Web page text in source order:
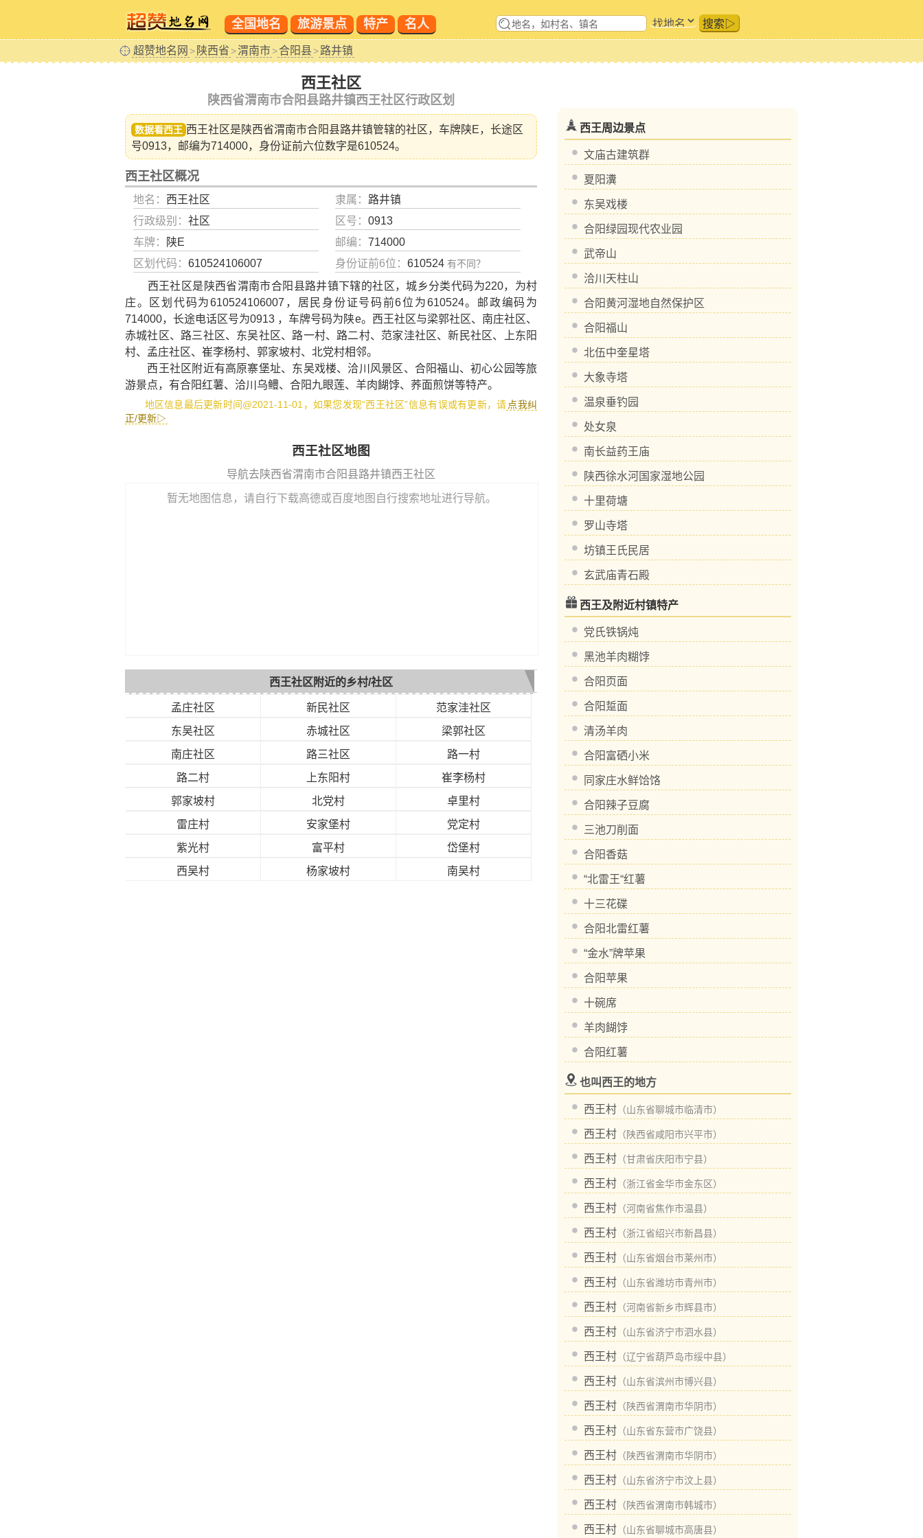
全国地名 旅游景点 特产 名人 搜索▷
超赞地名网 > 陕西省>渭南市>合阳县>路井镇
西王社区
陕西省渭南市合阳县路井镇西王社区行政区划
数据看西王 西王社区是陕西省渭南市合阳县路井镇管辖的社区，车牌陕E，长途区
号0913，邮编为714000，身份证前六位数字是610524。
西王社区概况
地名： 西王社区 隶属： 路井镇
行政级别： 社区 区号： 0913
车牌：
陕E 邮编： 714000
区划代码： 610524106007 身份证前6位： 610524 有不同？
西王社区是陕西省渭南市合阳县路井镇下辖的社区，城乡分类代码为220，为村
庄。区划代码为610524106007，居民身份证号码前6位为610524。邮政编码为
714000，长途电话区号为0913 ，车牌号码为陕e。西王社区与梁郭社区、南庄社区、
赤城社区、路三社区、东吴社区、路一村、路二村、范家洼社区、新民社区、上东阳
村、孟庄社区、崔李杨村、郭家坡村、北党村相邻。
西王社区附近有高原寨堡址、 东吴戏楼、 洽川风景区、 合阳福山、 初心公园等旅
游景点，有合阳红薯、 洽川乌鳢、 合阳九眼莲、 羊肉餬饽、 荞面煎饼等特产。
地区信息最后更新时间@2021-11-01，如果您发现“西王社区”信息有误或有更新，请 点我纠
正/更新▷
西王社区地图
导航去陕西省渭南市合阳县路井镇西王社区
暂无地图信息，请自行下载高德或百度地图自行搜索地址进行导航。
西王社区附近的乡村/社区
孟庄社区 新民社区
范家洼社区
东吴社区
赤城社区
梁郭社区
南庄社区
路三社区
路一村
路二村
上东阳村
崔李杨村
郭家坡村
北党村
卓里村
雷庄村
安家堡村
党定村
紫光村
富平村
岱堡村
西吴村
杨家坡村 南吴村
西王周边景点
文庙古建筑群
夏阳瀵
东吴戏楼
合阳绿园现代农业园
武帝山
洽川天柱山
合阳黄河湿地自然保护区
合阳福山
北伍中奎星塔
大象寺塔
温泉垂钓园
处女泉
南长益药王庙
陕西徐水河国家湿地公园
十里荷塘
罗山寺塔
坊镇王氏民居
玄武庙青石殿
西王及附近村镇特产
党氏铁锅炖
黑池羊肉糊饽
合阳页面
合阳踅面
清汤羊肉
合阳富硒小米
同家庄水鲜饸饹
合阳辣子豆腐
三池刀削面
合阳香菇
“北雷王“红薯
十三花碟
合阳北雷红薯
“金水”牌苹果
合阳苹果
十碗席
羊肉餬饽
合阳红薯
也叫西王的地方
西王村 （山东省聊城市临清市）
西王村 （陕西省咸阳市兴平市）
西王村 （甘肃省庆阳市宁县）
西王村 （浙江省金华市金东区）
西王村 （河南省焦作市温县）
西王村 （浙江省绍兴市新昌县）
西王村 （山东省烟台市莱州市）
西王村 （山东省潍坊市青州市）
西王村 （河南省新乡市辉县市）
西王村 （山东省济宁市泗水县）
西王村 （辽宁省葫芦岛市绥中县）
西王村 （山东省滨州市博兴县）
西王村 （陕西省渭南市华阴市）
西王村 （山东省东营市广饶县）
西王村 （陕西省渭南市华阴市）
西王村 （山东省济宁市汶上县）
西王村 （陕西省渭南市韩城市）
西王村 （山东省聊城市高唐县）